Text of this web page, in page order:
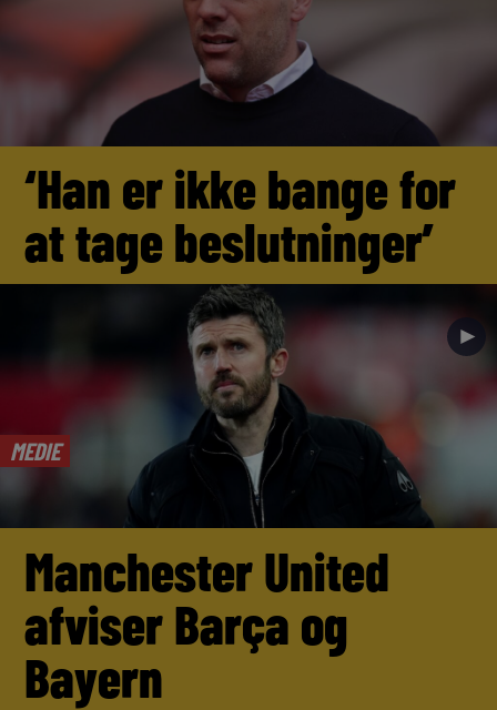
‘Han er ikke bange for
at tage beslutninger’
MEDIE
►
Manchester United
afviser Barça og
Bayern